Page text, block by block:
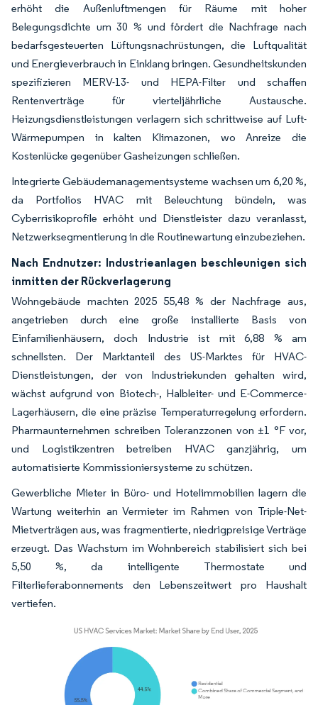
erhöht die Außenluftmengen für Räume mit hoher
Belegungsdichte um 30 % und fördert die Nachfrage nach
bedarfsgesteuerten Lüftungsnachrüstungen, die Luftqualität
und Energieverbrauch in Einklang bringen. Gesundheitskunden
spezifizieren MERV-13- und HEPA-Filter und schaffen
Rentenverträge für vierteljährliche Austausche.
Heizungsdienstleistungen verlagern sich schrittweise auf Luft-
Wärmepumpen in kalten Klimazonen, wo Anreize die
Kostenlücke gegenüber Gasheizungen schließen.
Integrierte Gebäudemanagementsysteme wachsen um 6,20 %,
da Portfolios HVAC mit Beleuchtung bündeln, was
Cyberrisikoprofile erhöht und Dienstleister dazu veranlasst,
Netzwerksegmentierung in die Routinewartung einzubeziehen.
Nach Endnutzer: Industrieanlagen beschleunigen sich
inmitten der Rückverlagerung
Wohngebäude machten 2025 55,48 % der Nachfrage aus,
angetrieben durch eine große installierte Basis von
Einfamilienhäusern, doch Industrie ist mit 6,88 % am
schnellsten. Der Marktanteil des US-Marktes für HVAC-
Dienstleistungen, der von Industriekunden gehalten wird,
wächst aufgrund von Biotech-, Halbleiter- und E-Commerce-
Lagerhäusern, die eine präzise Temperaturregelung erfordern.
Pharmaunternehmen schreiben Toleranzzonen von ±1 °F vor,
und Logistikzentren betreiben HVAC ganzjährig, um
automatisierte Kommissioniersysteme zu schützen.
Gewerbliche Mieter in Büro- und Hotelimmobilien lagern die
Wartung weiterhin an Vermieter im Rahmen von Triple-Net-
Mietverträgen aus, was fragmentierte, niedrigpreisige Verträge
erzeugt. Das Wachstum im Wohnbereich stabilisiert sich bei
5,50 %, da intelligente Thermostate und
Filterlieferabonnements den Lebenszeitwert pro Haushalt
vertiefen.